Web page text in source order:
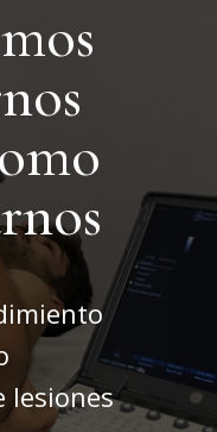
lesiones